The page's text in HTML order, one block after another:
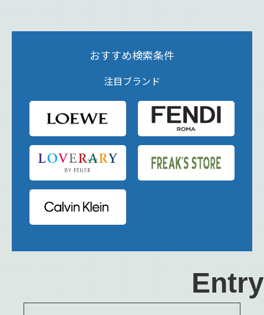
おすすめ検索条件
注目ブランド
Entry